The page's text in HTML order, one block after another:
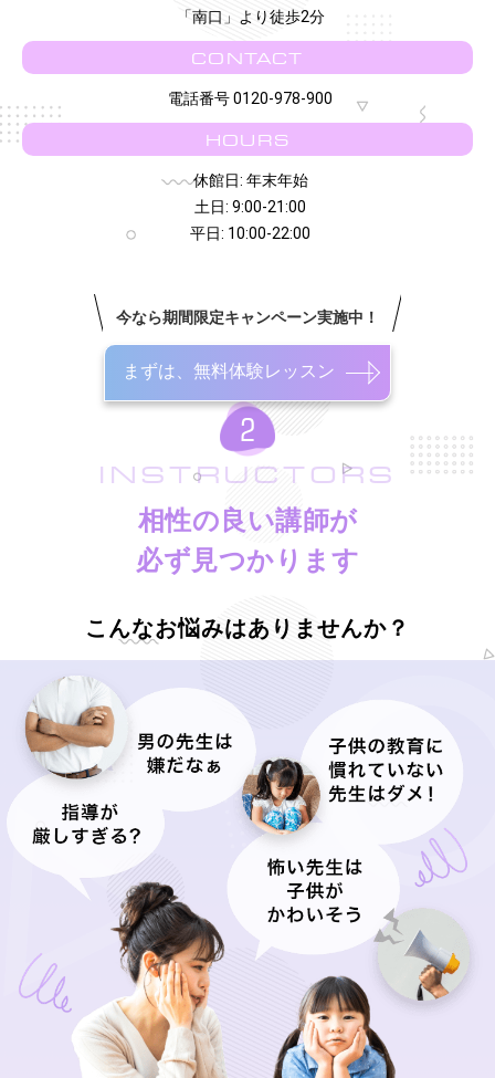
「南口」より徒歩2分
CONTACT
電話番号 0120-978-900
HOURS
休館日: 年末年始
土日: 9:00-21:00
平日: 10:00-22:00
今なら期間限定キャンペーン実施中！
まずは、無料体験レッスン
INSTRUCTORS
相性の良い講師が
必ず見つかります
こんなお悩みはありませんか？